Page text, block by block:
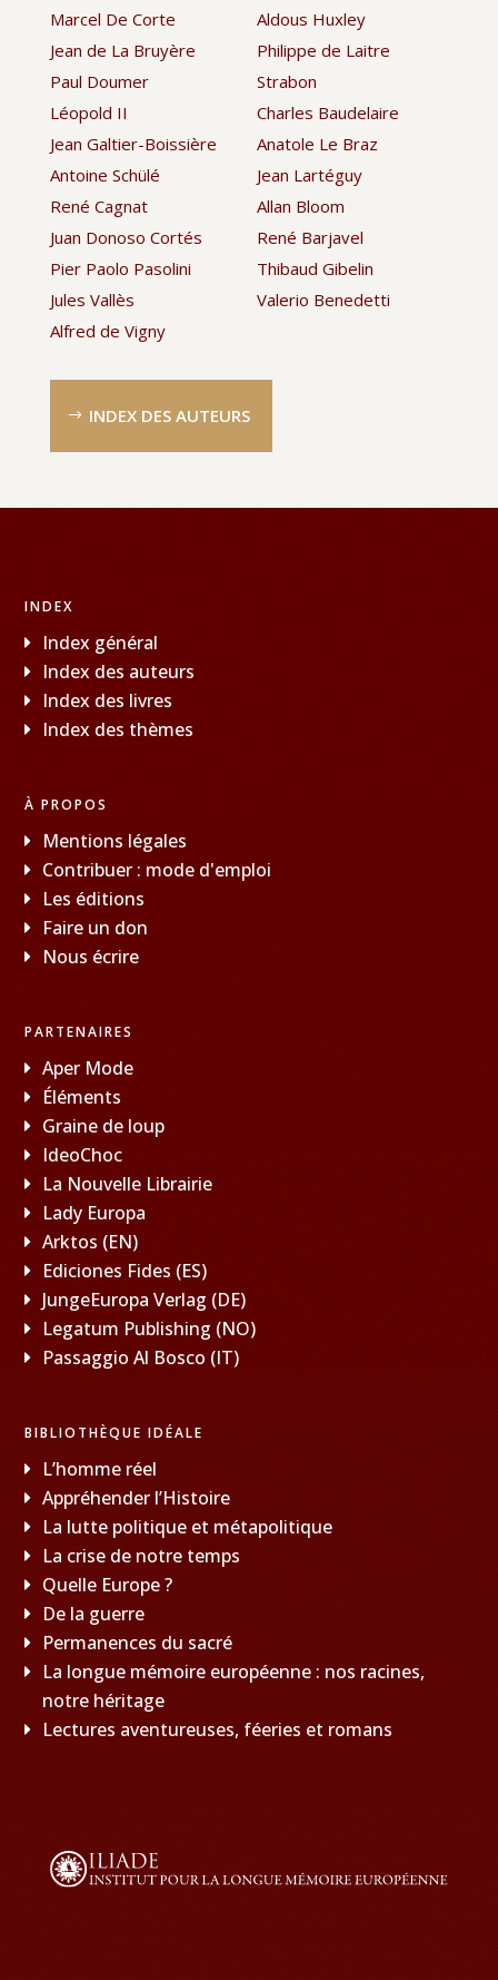
Marcel De Corte
Jean de La Bruyère
Paul Doumer
Léopold II
Jean Galtier-Boissière
Antoine Schülé
René Cagnat
Juan Donoso Cortés
Pier Paolo Pasolini
Jules Vallès
Alfred de Vigny
Aldous Huxley
Philippe de Laitre
Strabon
Charles Baudelaire
Anatole Le Braz
Jean Lartéguy
Allan Bloom
René Barjavel
Thibaud Gibelin
Valerio Benedetti
INDEX DES AUTEURS
INDEX
Index général
Index des auteurs
Index des livres
Index des thèmes
À PROPOS
Mentions légales
Contribuer : mode d'emploi
Les éditions
Faire un don
Nous écrire
PARTENAIRES
Aper Mode
Éléments
Graine de loup
IdeoChoc
La Nouvelle Librairie
Lady Europa
Arktos (EN)
Ediciones Fides (ES)
JungeEuropa Verlag (DE)
Legatum Publishing (NO)
Passaggio Al Bosco (IT)
BIBLIOTHÈQUE IDÉALE
L’homme réel
Appréhender l’Histoire
La lutte politique et métapolitique
La crise de notre temps
Quelle Europe ?
De la guerre
Permanences du sacré
La longue mémoire européenne : nos racines,
notre héritage
Lectures aventureuses, féeries et romans